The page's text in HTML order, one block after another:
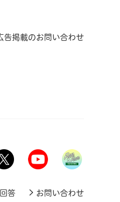
告掲載のお問い合わせ
答 お問い合わせ